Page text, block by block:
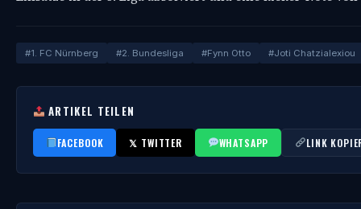
#1. FC Nürnberg #2. Bundesliga #Fynn Otto #Joti Chatzialexiou
ARTIKEL TEILEN
FACEBOOK 𝕏 TWITTER WHATSAPP LINK